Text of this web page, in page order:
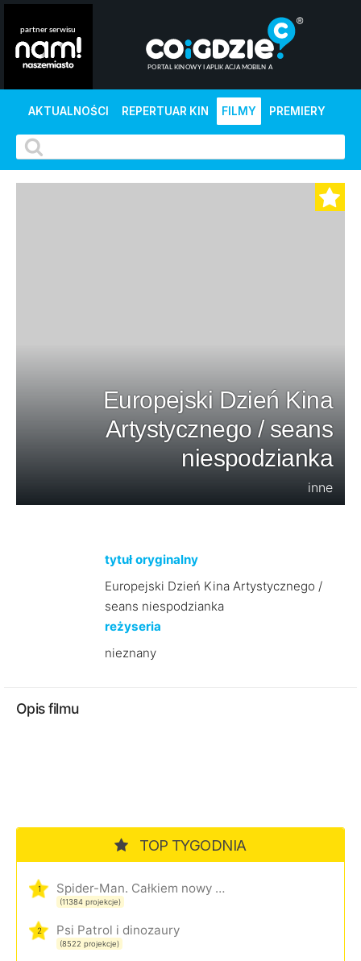
AKTUALNOŚCI REPERTUAR KIN FILMY PREMIERY
Europejski Dzień Kina
Artystycznego / seans
niespodzianka
inne
tytuł oryginalny
Europejski Dzień Kina Artystycznego /
seans niespodzianka
reżyseria
nieznany
Opis filmu
TOP TYGODNIA
1 Spider-Man. Całkiem nowy dzień
(11384 projekcje)
2 Psi Patrol i dinozaury
(8522 projekcje)